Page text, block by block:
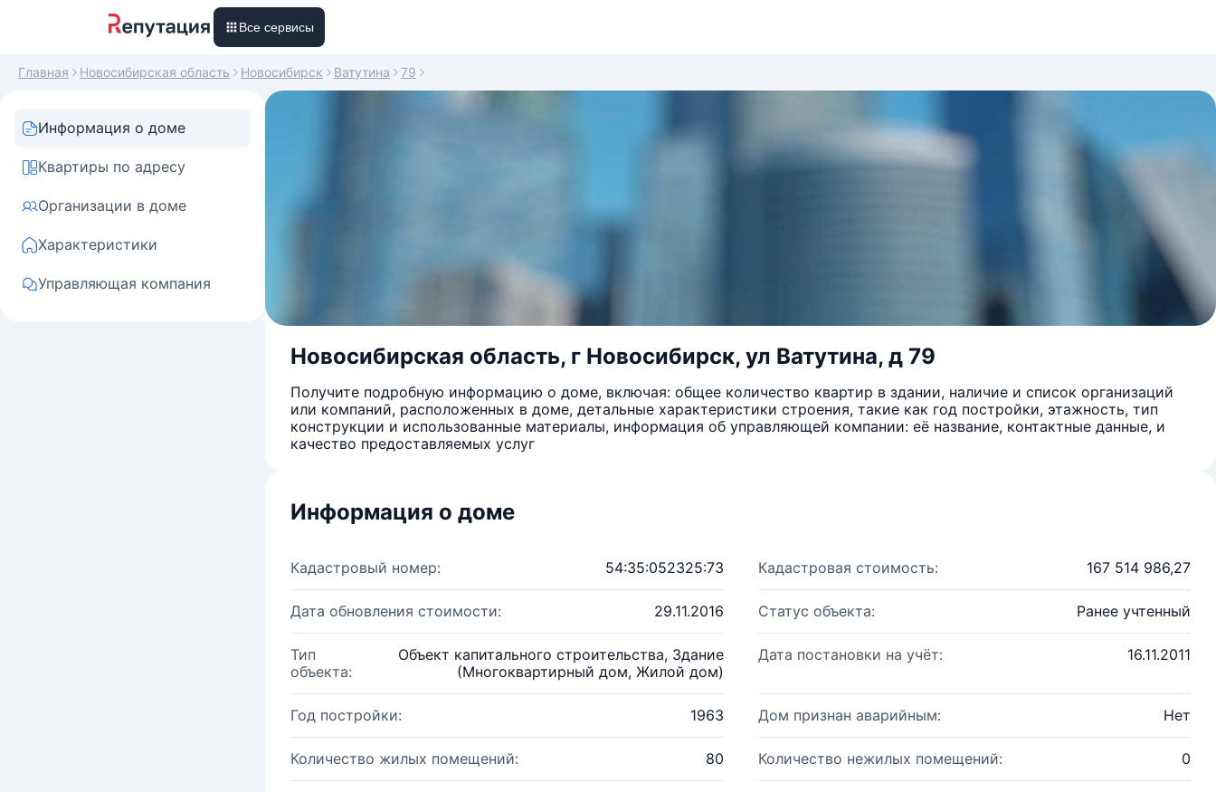
Все сервисы
Главная Новосибирская область Новосибирск Ватутина 79
Информация о доме
Квартиры по адресу
Организации в доме
Характеристики
Управляющая компания
Новосибирская область, г Новосибирск, ул Ватутина, д 79
Получите подробную информацию о доме, включая: общее количество квартир в здании, наличие и список организаций
или компаний, расположенных в доме, детальные характеристики строения, такие как год постройки, этажность, тип
конструкции и использованные материалы, информация об управляющей компании: её название, контактные данные, и
качество предоставляемых услуг
Информация о доме
Кадастровый номер: 54:35:052325:73 Кадастровая стоимость: 167 514 986,27
Дата обновления стоимости: 29.11.2016 Статус объекта: Ранее учтенный
Тип
объекта:
Объект капитального строительства, Здание
(Многоквартирный дом, Жилой дом)
Дата постановки на учёт: 16.11.2011
Год постройки: 1963 Дом признан аварийным: Нет
Количество жилых помещений: 80 Количество нежилых помещений: 0